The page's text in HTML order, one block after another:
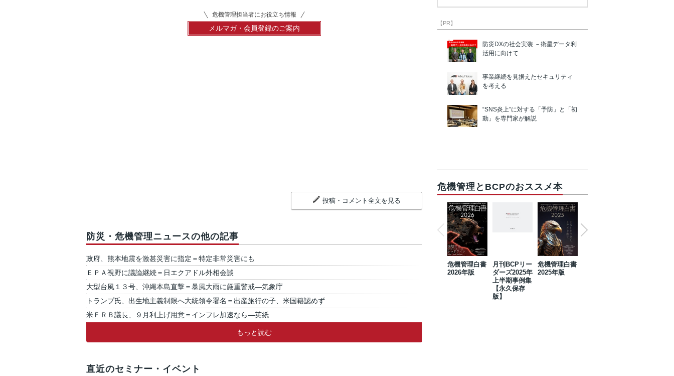
危機管理担当者にお役立ち情報
メルマガ・会員登録のご案内
投稿・コメント全文を見る
防災・危機管理ニュースの他の記事
政府、熊本地震を激甚災害に指定＝特定非常災害にも
ＥＰＡ視野に議論継続＝日エクアドル外相会談
大型台風１３号、沖縄本島直撃＝暴風大雨に厳重警戒―気象庁
トランプ氏、出生地主義制限へ大統領令署名＝出産旅行の子、米国籍認めず
米ＦＲＢ議長、９月利上げ用意＝インフレ加速なら―英紙
もっと読む
直近のセミナー・イベント
【PR】
防災DXの社会実装 －衛星データ利
活用に向けて
事業継続を見据えたセキュリティ
を考える
“SNS炎上”に対する「予防」と「初
動」を専門家が解説
危機管理とBCPのおススメ本
危機管理白書
2026年版
月刊BCPリー
ダーズ2025年
上半期事例集
【永久保存
版】
危機管理白書
2025年版